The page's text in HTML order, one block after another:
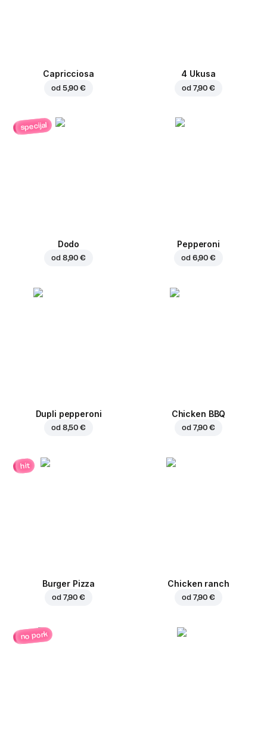
Capricciosa
od 5,90 €
4 Ukusa
od 7,90 €
specijal
Dodo
od 8,90 €
Pepperoni
od 6,90 €
Dupli pepperoni
od 8,50 €
Chicken BBQ
od 7,90 €
hit
Burger Pizza
od 7,90 €
Chicken ranch
od 7,90 €
no pork